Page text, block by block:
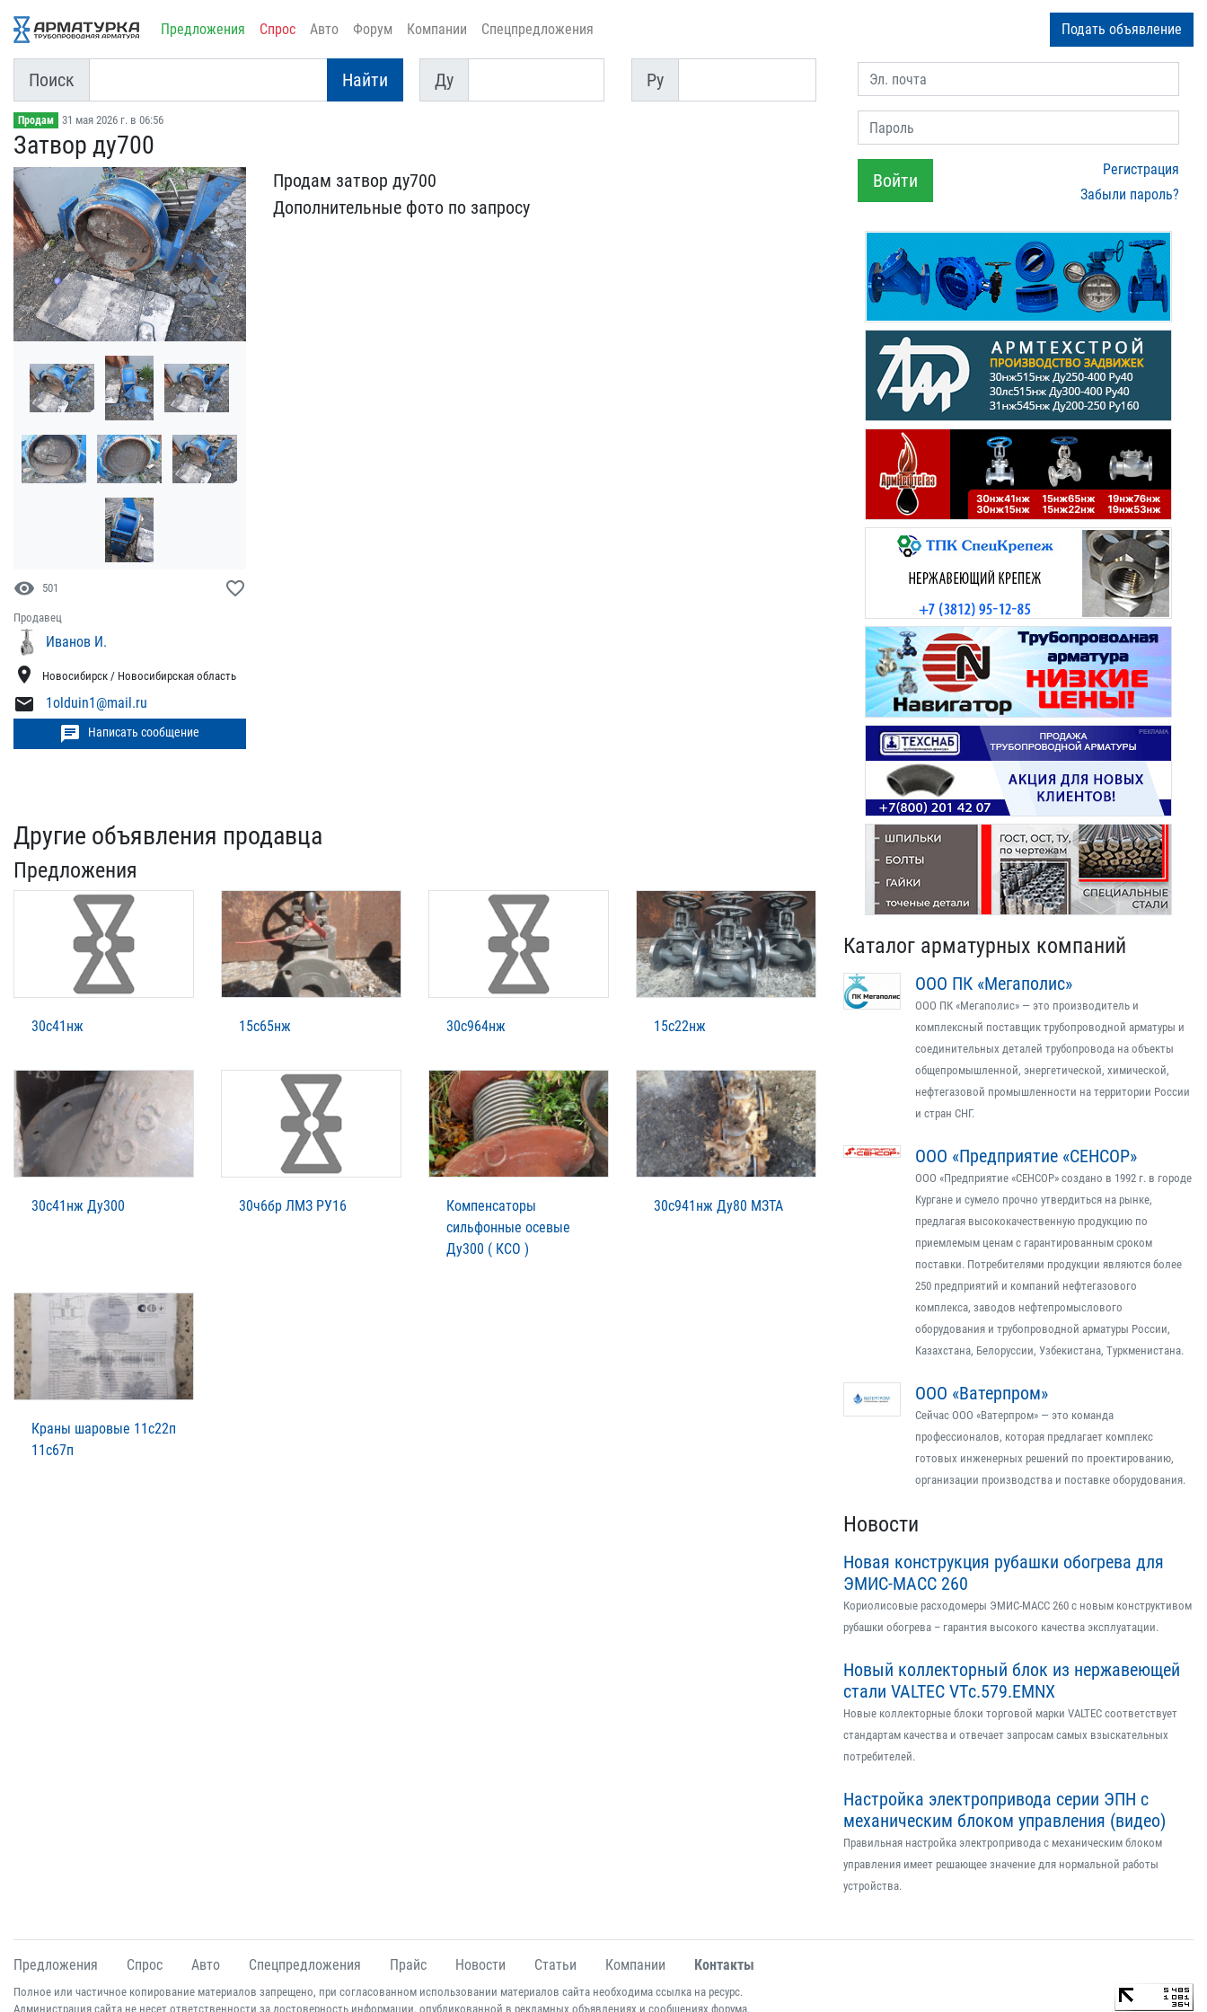
Предложения Спрос Авто Форум Компании Спецпредложения Подать объявление
Поиск Найти
Ду
Ду
Py
Py
Продам 31 мая 2026 г. в 06:56
Затвор ду700
visibility 501 favorite_border
Продавец
Иванов И.
location_on Новосибирск / Новосибирская область
mail 1olduin1@mail.ru
chat Написать сообщение
Продам затвор ду700
Доп​олнительные фото по запр​осу
Другие объявления продавца
Предложения
30с41нж 15с65нж 30с964нж 15с22нж
30с41нж Ду300 30ч6бр ЛМЗ РУ16
Компенсаторы
сильфонные осевые
Ду300 ( КСО )
30с941нж Ду80 МЗТА
Краны шаровые 11с22п
11с67п
Эл. почта
Пароль
Войти
Регистрация
Забыли пароль?
Каталог арматурных компаний
ООО ПК «Мегаполис»
ООО ПК «Мегаполис» — это производитель и
комплексный поставщик трубопроводной арматуры и
соединительных деталей трубопровода на объекты
общепромышленной, энергетической, химической,
нефтегазовой промышленности на территории России
и стран СНГ.
ООО «Предприятие «СЕНСОР»
ООО «Предприятие «СЕНСОР» создано в 1992 г. в городе
Кургане и сумело прочно утвердиться на рынке,
предлагая высококачественную продукцию по
приемлемым ценам с гарантированным сроком
поставки. Потребителями продукции являются более
250 предприятий и компаний нефтегазового
комплекса, заводов нефтепромыслового
оборудования и трубопроводной арматуры России,
Казахстана, Белоруссии, Узбекистана, Туркменистана.
ООО «Ватерпром»
Сейчас ООО «Ватерпром» — это команда
профессионалов, которая предлагает комплекс
готовых инженерных решений по проектированию,
организации производства и поставке оборудования.
Новости
Новая конструкция рубашки обогрева для
ЭМИС-МАСС 260
Кориолисовые расходомеры ЭМИС-МАСС 260 с новым конструктивом
рубашки обогрева – гарантия высокого качества эксплуатации.
Новый коллекторный блок из нержавеющей
стали VALTEC VTс.579.EMNX
Новые коллекторные блоки торговой марки VALTEC соответствует
стандартам качества и отвечает запросам самых взыскательных
потребителей.
Настройка электропривода серии ЭПН с
механическим блоком управления (видео)
Правильная настройка электропривода с механическим блоком
управления имеет решающее значение для нормальной работы
устройства.
Предложения Спрос Авто Спецпредложения Прайс Новости Статьи Компании Контакты
Полное или частичное копирование материалов запрещено, при согласованном использовании материалов сайта необходима ссылка на ресурс.
Администрация сайта не несет ответственности за достоверность информации, опубликованной в рекламных объявлениях и сообщениях форума.